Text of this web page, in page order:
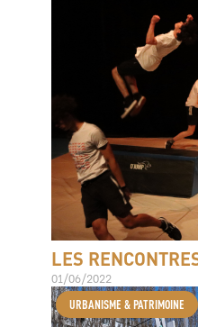
LES
01/06/2022
URBANISME & PATRIMOINE